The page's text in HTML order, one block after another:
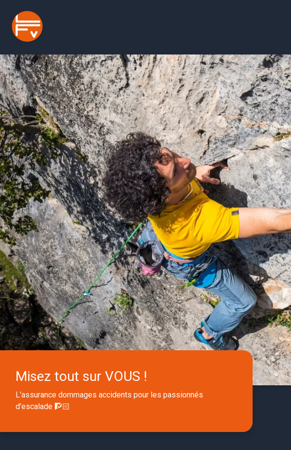
Misez tout sur VOUS !
L'assurance dommages accidents pour les passionnés
d'escalade 🧗🏻